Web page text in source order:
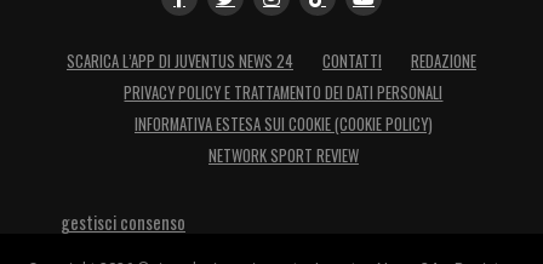
SCARICA L’APP DI JUVENTUS NEWS 24 CONTATTI
REDAZIONE
PRIVACY POLICY E TRATTAMENTO DEI DATI PERSONALI
INFORMATIVA ESTESA SUI COOKIE (COOKIE POLICY)
NETWORK SPORT REVIEW
gestisci consenso